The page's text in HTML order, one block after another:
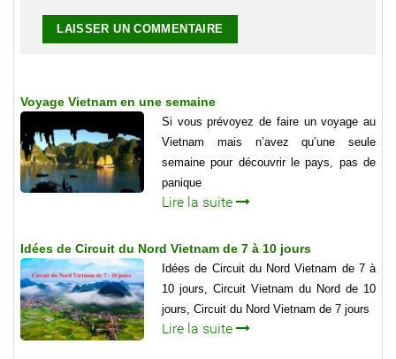
Voyage Vietnam en une semaine
Si vous prévoyez de faire un voyage au
Vietnam mais n’avez qu’une seule
semaine pour découvrir le pays, pas de
panique
Lire la suite
Idées de Circuit du Nord Vietnam de 7 à 10 jours
Idées de Circuit du Nord Vietnam de 7 à
10 jours, Circuit Vietnam du Nord de 10
jours, Circuit du Nord Vietnam de 7 jours
Lire la suite